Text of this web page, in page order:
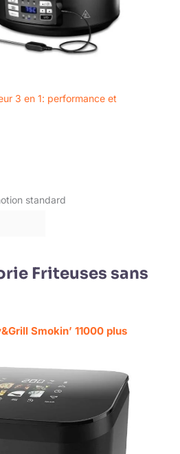
3 en 1: performance et
Friteuses sans
Smokin’ 11000 plus